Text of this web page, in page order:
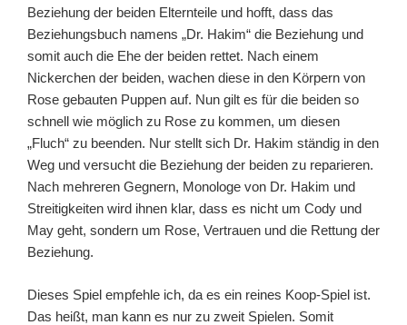
Beziehung der beiden Elternteile und hofft, dass das
Beziehungsbuch namens „Dr. Hakim“ die Beziehung und
somit auch die Ehe der beiden rettet. Nach einem
Nickerchen der beiden, wachen diese in den Körpern von
Rose gebauten Puppen auf. Nun gilt es für die beiden so
schnell wie möglich zu Rose zu kommen, um diesen
„Fluch“ zu beenden. Nur stellt sich Dr. Hakim ständig in den
Weg und versucht die Beziehung der beiden zu reparieren.
Nach mehreren Gegnern, Monologe von Dr. Hakim und
Streitigkeiten wird ihnen klar, dass es nicht um Cody und
May geht, sondern um Rose, Vertrauen und die Rettung der
Beziehung.
Dieses Spiel empfehle ich, da es ein reines Koop-Spiel ist.
Das heißt, man kann es nur zu zweit Spielen. Somit